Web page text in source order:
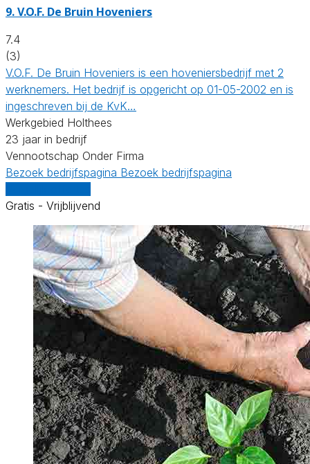
9.V.O.F. De Bruin Hoveniers
7.4
(3)
V.O.F. De Bruin Hoveniers is een hoveniersbedrijf met 2
werknemers. Het bedrijf is opgericht op 01-05-2002 en is
ingeschreven bij de KvK…
Werkgebied Holthees
23 jaar in bedrijf
Vennootschap Onder Firma
Bezoek bedrijfspagina Bezoek bedrijfspagina
Gratis - Vrijblijvend